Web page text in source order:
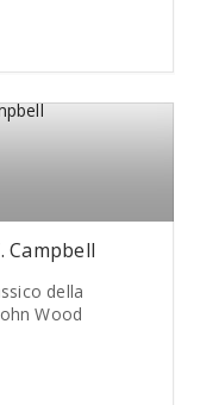
Campbell
della
Wood